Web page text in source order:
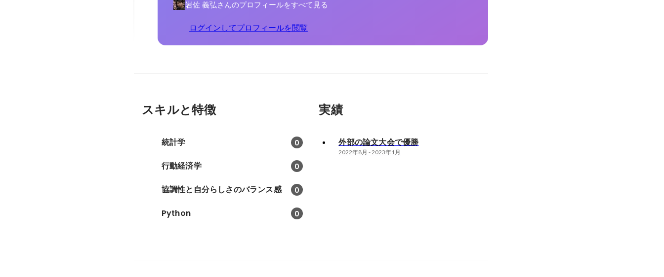
岩佐 義弘さんのプロフィールをすべて見る
ログインしてプロフィールを閲覧
スキルと特徴
統計学 0
行動経済学 0
協調性と自分らしさのバランス感 0
Python 0
実績
外部の論文大会で優勝
2022年8月 -2023年1月